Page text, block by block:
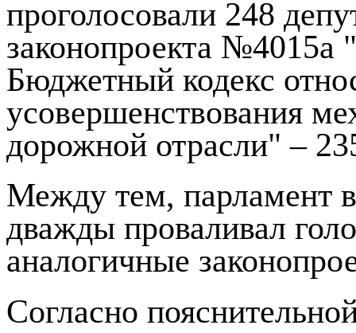
проголосовали 248
законопроекта №4015а
Бюджетный кодекс
усовершенствования
дорожной отрасли" –
Между тем, парламент
дважды проваливал
аналогичные
Согласно